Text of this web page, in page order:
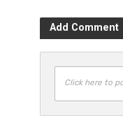
Add Comment
Click here to